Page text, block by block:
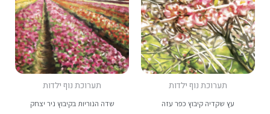
תערוכת נוף ילדות
עץ שקדיה קיבוץ כפר עזה
תערוכת נוף ילדות
שדה הנוריות בקיבוץ ניר יצחק